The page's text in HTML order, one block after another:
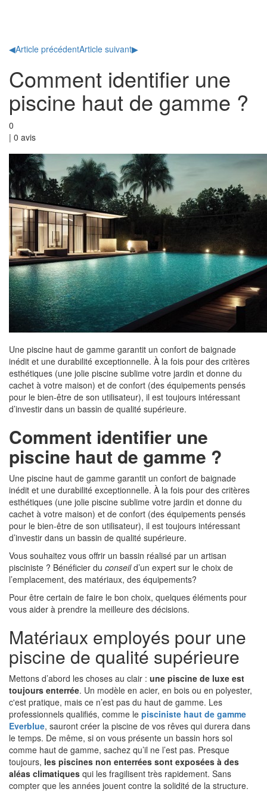
◀Article précédentArticle suivant▶
Comment identifier une
piscine haut de gamme ?
0
| 0 avis
Une piscine haut de gamme garantit un confort de baignade
inédit et une durabilité exceptionnelle. À la fois pour des critères
esthétiques (une jolie piscine sublime votre jardin et donne du
cachet à votre maison) et de confort (des équipements pensés
pour le bien-être de son utilisateur), il est toujours intéressant
d’investir dans un bassin de qualité supérieure.
Comment identifier une
piscine haut de gamme ?
Une piscine haut de gamme garantit un confort de baignade
inédit et une durabilité exceptionnelle. À la fois pour des critères
esthétiques (une jolie piscine sublime votre jardin et donne du
cachet à votre maison) et de confort (des équipements pensés
pour le bien-être de son utilisateur), il est toujours intéressant
d’investir dans un bassin de qualité supérieure.
Vous souhaitez vous offrir un bassin réalisé par un artisan
pisciniste ? Bénéficier du conseild’un expert sur le choix de
l’emplacement, des matériaux, des équipements?
Pour être certain de faire le bon choix, quelques éléments pour
vous aider à prendre la meilleure des décisions.
Matériaux employés pour une
piscine de qualité supérieure
Mettons d’abord les choses au clair : une piscine de luxe est
toujours enterrée. Un modèle en acier, en bois ou en polyester,
c'est pratique, mais ce n’est pas du haut de gamme. Les
professionnels qualifiés, comme le pisciniste haut de gamme
Everblue, sauront créer la piscine de vos rêves qui durera dans
le temps. De même, si on vous présente un bassin hors sol
comme haut de gamme, sachez qu’il ne l’est pas. Presque
toujours, les piscines non enterrées sont exposées à des
aléas climatiques qui les fragilisent très rapidement. Sans
compter que les années jouent contre la solidité de la structure.